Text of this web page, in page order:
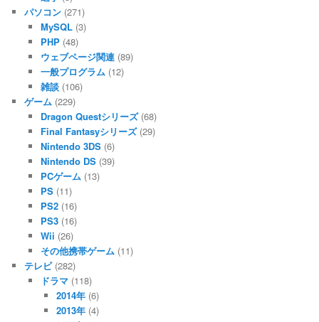
パソコン (271)
MySQL(3)
PHP(48)
ウェブページ関連(89)
一般プログラム(12)
雑談(106)
ゲーム (229)
Dragon Questシリーズ(68)
Final Fantasyシリーズ(29)
Nintendo 3DS(6)
Nintendo DS(39)
PCゲーム(13)
PS(11)
PS2(16)
PS3(16)
Wii (26)
その他携帯ゲーム(11)
テレビ(282)
ドラマ(118)
2014年 (6)
2013年 (4)